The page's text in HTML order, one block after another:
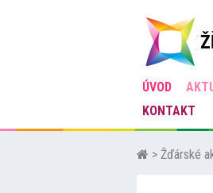
ÚVOD
KONTAKT
> Žďárské